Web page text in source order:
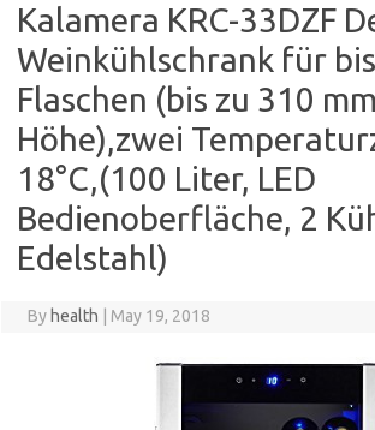
Kalamera KRC-33DZF
Weinkühlschrank für
Flaschen (bis zu 310 mm
Höhe),zwei
18°C,(100 Liter, LED
Bedienoberfläche, 2
Edelstahl)
By health May 19, 2018